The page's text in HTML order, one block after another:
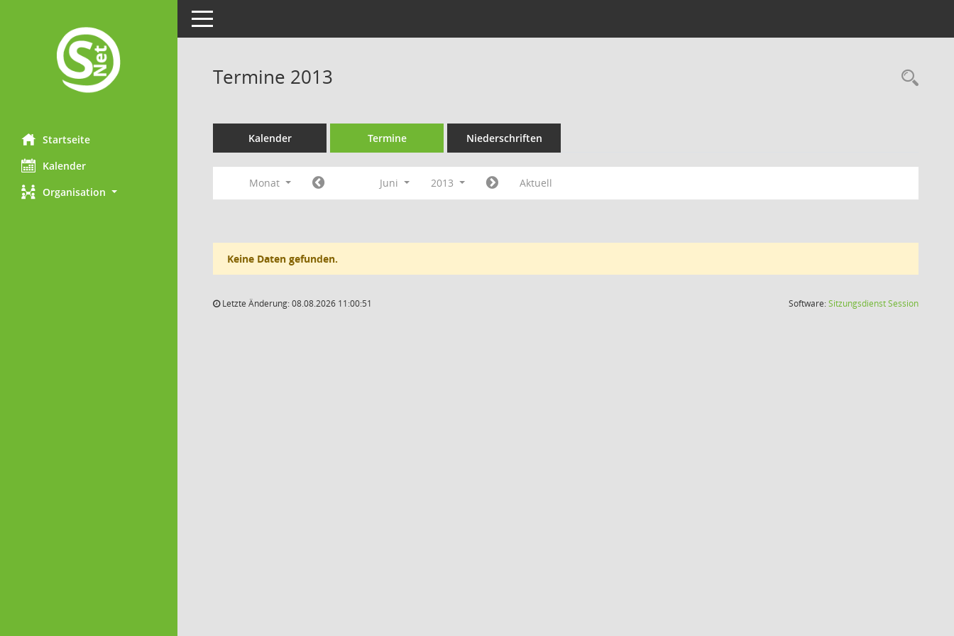
Startseite
Kalender
Organisation
Toggle navigation
Termine 2013
Kalender Termine Niederschriften
Monat Juni 2013 Aktuell
Keine Daten gefunden.
Letzte Änderung: 08.08.2026 11:00:51 Software:SitzungsdienstSession(Wird in